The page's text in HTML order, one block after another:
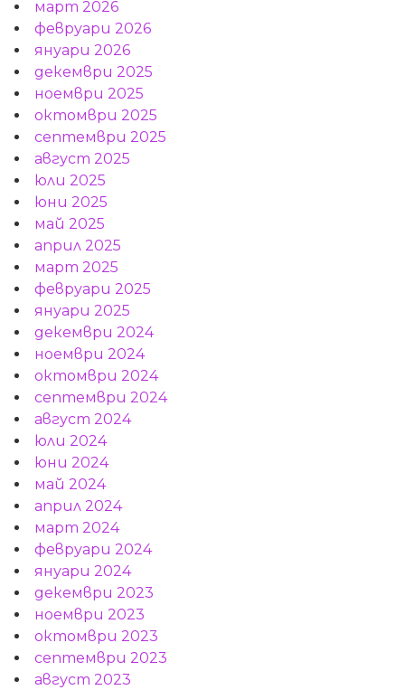
март 2026
февруари 2026
януари 2026
декември 2025
ноември 2025
октомври 2025
септември 2025
август 2025
юли 2025
юни 2025
май 2025
април 2025
март 2025
февруари 2025
януари 2025
декември 2024
ноември 2024
октомври 2024
септември 2024
август 2024
юли 2024
юни 2024
май 2024
април 2024
март 2024
февруари 2024
януари 2024
декември 2023
ноември 2023
октомври 2023
септември 2023
август 2023